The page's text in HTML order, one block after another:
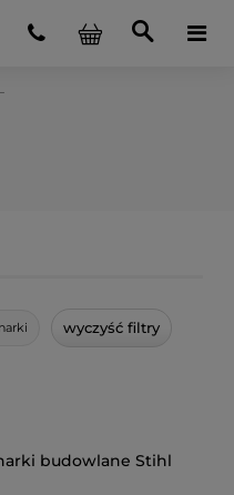
wyczyść filtry
budowlane Stihl